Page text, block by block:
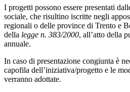
I progetti possono essere presentati
sociale, che risultino iscritte negli
regionali o delle province di Trento e
della legge n. 383/2000, all’atto della
annuale.
In caso di presentazione congiunta è
capofila dell’iniziativa/progetto e le
verranno adottate.